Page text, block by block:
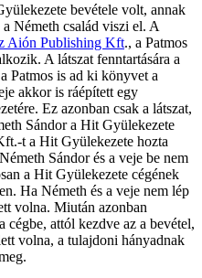
bevétele volt, annak
Németh család viszi el. A
Aión Publishing Kft., a Patmos
A látszat fenntartására a
Patmos is ad ki könyvet a
akkor is ráépített egy
Ez azonban csak a látszat,
Sándor a Hit Gyülekezete
t a Hit Gyülekezete hozta
Sándor és a veje be nem
a Hit Gyülekezete cégének
Ha Németh és a veje nem lép
volna. Miután azonban
cégbe, attól kezdve az a bevétel,
volna, a tulajdoni hányadnak